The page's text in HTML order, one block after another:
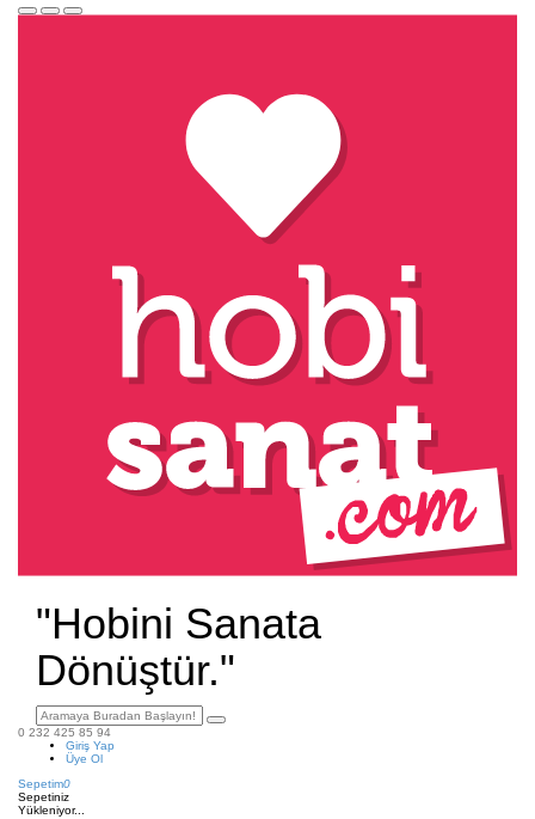
"Hobini Sanata
Dönüştür."
0 232 425 85 94
Giriş Yap
Üye Ol
Sepetim0
Sepetiniz
Yükleniyor...